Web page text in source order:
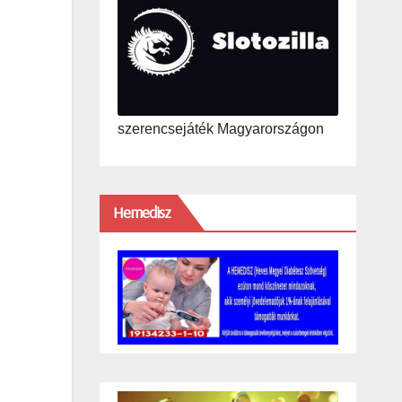
szerencsejáték Magyarországon
Hemedisz